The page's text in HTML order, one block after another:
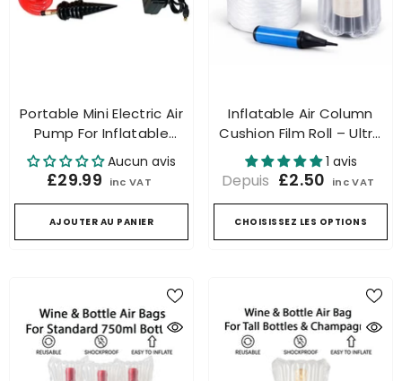
Portable Mini Electric Air
Pump For Inflatable
Packaging Bags, Wine
Bottle Air Column Bags &
Aucun avis
£29.99 inc VAT
AJOUTER AU PANIER
Inflatable Air Column
Cushion Film Roll – Ultra
Strong Shockproof
Packing Wrap
1 avis
Depuis £2.50 inc VAT
CHOISISSEZ LES OPTIONS